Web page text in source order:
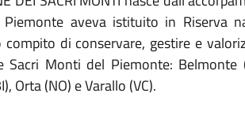
Piemonte aveva istituito in
compito di conservare, gestire e
Sacri Monti del Piemonte: Belmonte
Orta (NO) e Varallo (VC).